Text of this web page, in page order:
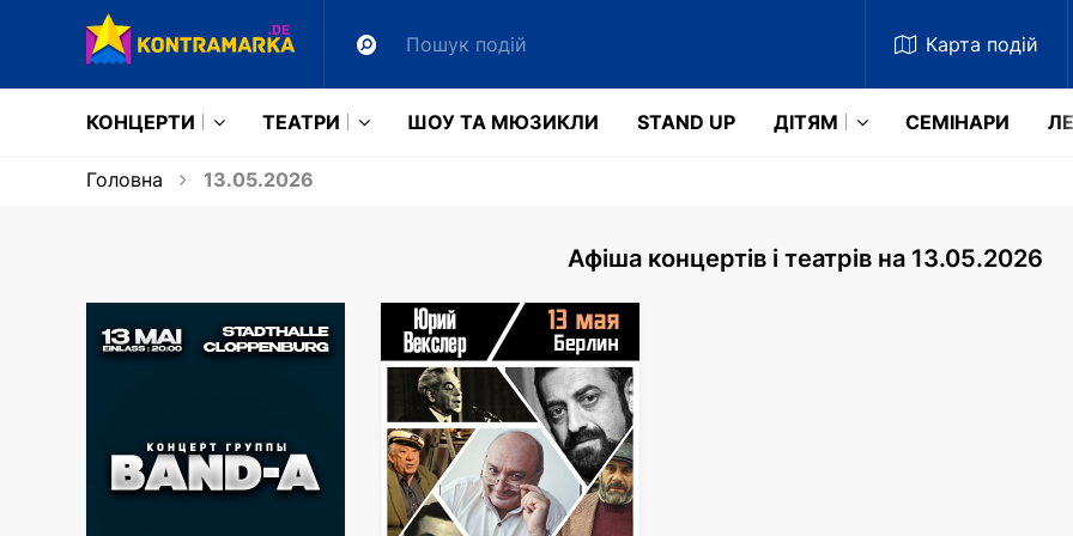
Карта подій
КОНЦЕРТИ ТЕАТРИ ШОУ ТА МЮЗИКЛИ STAND UP ДІТЯМ СЕМІНАРИ
Головна 13.05.2026
Афіша концертів і театрів на 13.05.2026